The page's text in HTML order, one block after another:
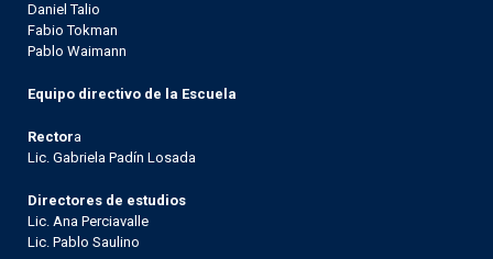
Daniel Talio
Fabio Tokman
Pablo Waimann
Equipo directivo de la Escuela
Rectora
Lic. Gabriela Padín Losada
Directores de estudios
Lic. Ana Perciavalle
Lic. Pablo Saulino